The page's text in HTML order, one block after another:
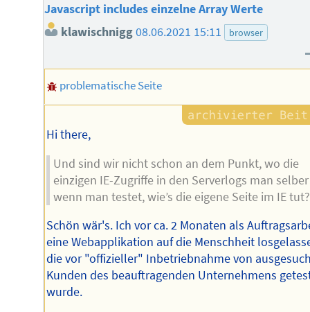
Javascript includes einzelne Array Werte
klawischnigg08.06.2021 15:11 browser
problematische Seite
Hi there,
Und sind wir nicht schon an dem Punkt, wo die
einzigen IE-Zugriffe in den Serverlogs man
wenn man testet, wie’s die eigene Seite im IE tut?
Schön wär's. Ich vor ca. 2 Monaten als
eine Webapplikation auf die Menschheit
die vor "offizieller" Inbetriebnahme von
Kunden des beauftragenden Unternehmens
wurde.